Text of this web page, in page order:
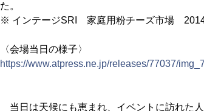
た。
※ インテージSRI 家庭用粉チーズ市場 2014
〈会場当日の様子〉
https://www.atpress.ne.jp/releases/77037/
当日は天候にも恵まれ、イベントに訪れた